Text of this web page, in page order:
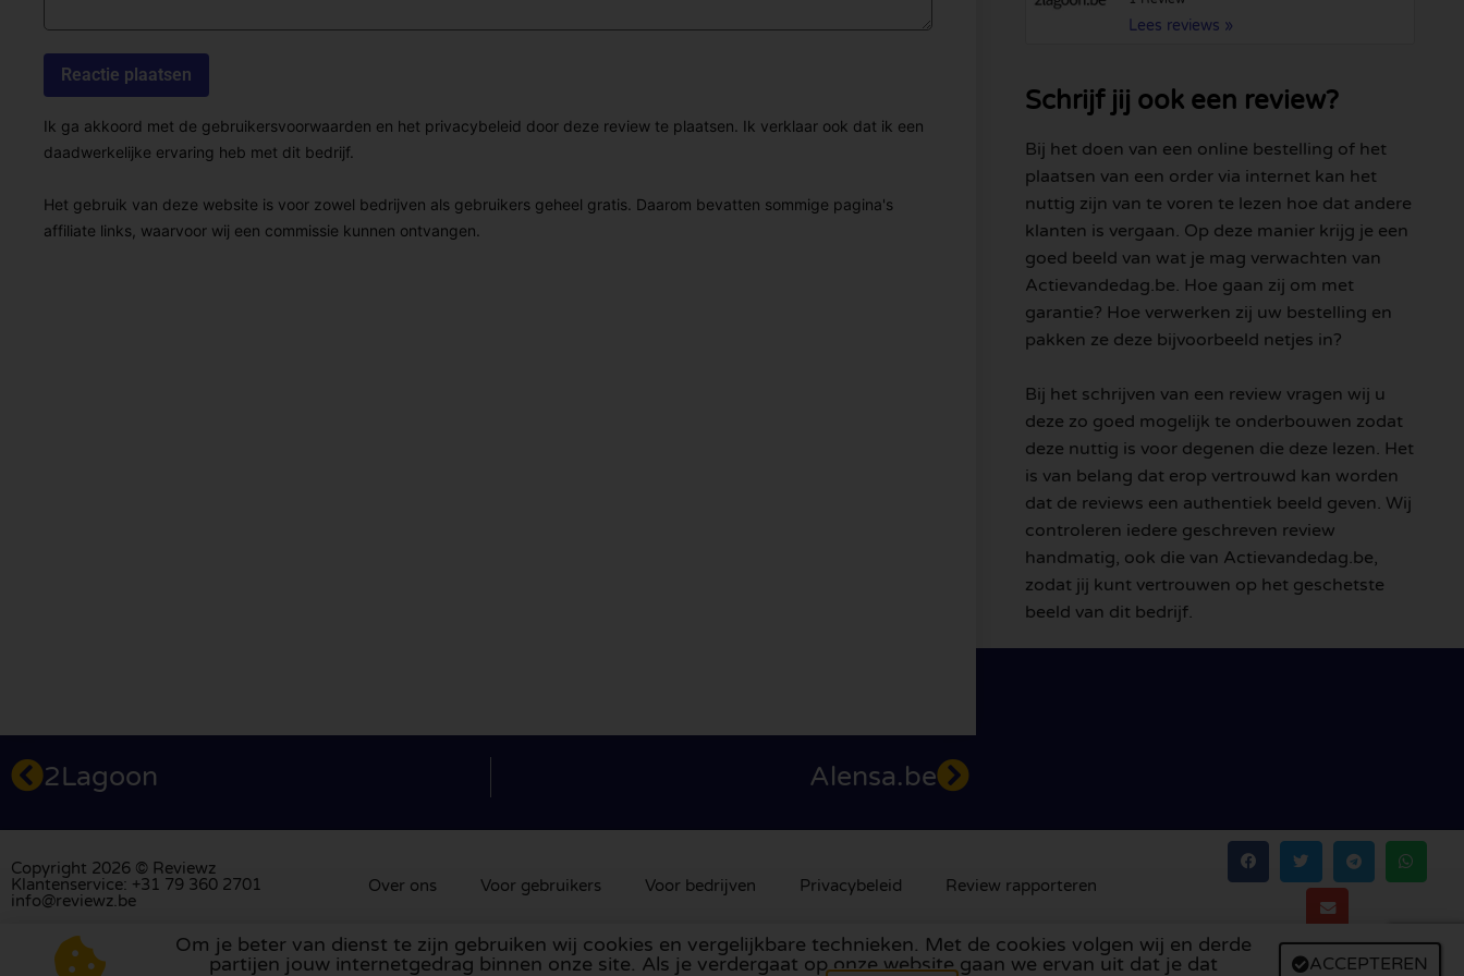
Ik ga akkoord met de gebruikersvoorwaarden en het privacybeleid door deze review te plaatsen. Ik verklaar ook dat ik een
daadwerkelijke ervaring heb met dit bedrijf.
Het gebruik van deze website is voor zowel bedrijven als gebruikers geheel gratis. Daarom bevatten sommige pagina's
affiliate links, waarvoor wij een commissie kunnen ontvangen.
Lees reviews »
Schrijf jij ook een review?
Bij het doen van een online bestelling of het
plaatsen van een order via internet kan het
nuttig zijn van te voren te lezen hoe dat andere
klanten is vergaan. Op deze manier krijg je een
goed beeld van wat je mag verwachten van
Actievandedag.be. Hoe gaan zij om met
garantie? Hoe verwerken zij uw bestelling en
pakken ze deze bijvoorbeeld netjes in?
Bij het schrijven van een review vragen wij u
deze zo goed mogelijk te onderbouwen zodat
deze nuttig is voor degenen die deze lezen. Het
is van belang dat erop vertrouwd kan worden
dat de reviews een authentiek beeld geven. Wij
controleren iedere geschreven review
handmatig, ook die van Actievandedag.be,
zodat jij kunt vertrouwen op het geschetste
beeld van dit bedrijf.
2Lagoon Alensa.be
Copyright 2026 © Reviewz
Klantenservice: +31 79 360 2701
info@reviewz.be
Over ons Voor gebruikers Voor bedrijven Privacybeleid Review rapporteren
Bezoek ons review platform inNederland,het Verenigd Koninkrijk,Frankrijk,Duitsland, Spanje,Italië,Portugal,Polen,Denemarken ,Finland Zweden.
Om je beter van dienst te zijn gebruiken wij cookies en vergelijkbare technieken. Met de cookies volgen wij en derde
partijen jouw internetgedrag binnen onze site. Als je verdergaat op onze website gaan we ervan uit dat je dat
ACCEPTEREN